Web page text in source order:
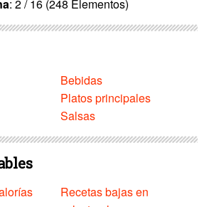
: 2 / 16 (248 Elementos)
Bebidas
Platos principales
Salsas
Recetas bajas en